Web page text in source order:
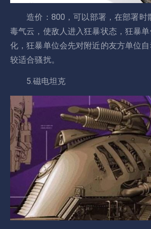
造价：800，可以部署，在部署时
毒气云，使敌人进入狂暴状态，狂暴
化，狂暴单位会先对附近的友方单位
较适合骚扰。
5.磁电坦克